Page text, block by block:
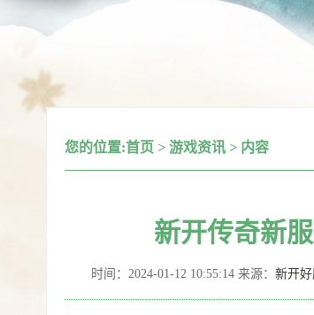
您的位置:首页 > 游戏资讯 > 内容
新开传奇新
时间：2024-01-12 10:55:14 来源： 新开好